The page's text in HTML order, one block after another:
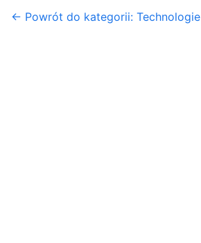
← Powrót do kategorii: Technologie